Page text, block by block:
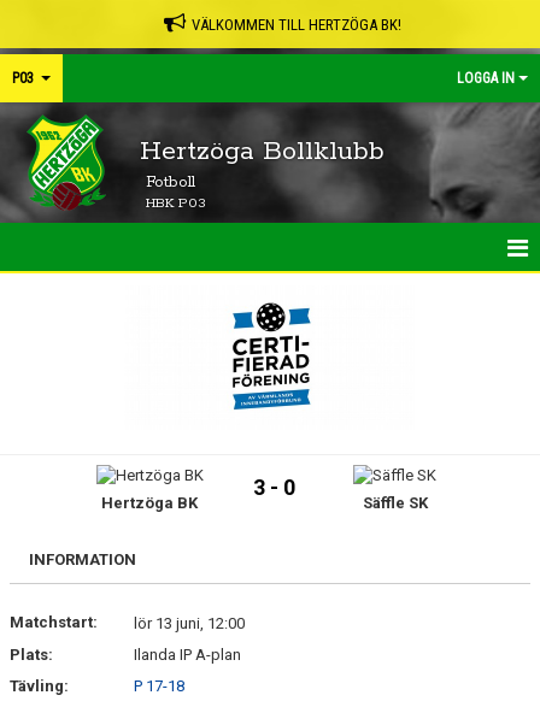
VÄLKOMMEN TILL HERTZÖGA BK!
P03 LOGGA IN
Hertzöga Bollklubb
Fotboll
HBK P03
BILDGALLERI
KONTAKT
Hertzöga BK
3 - 0
Säffle SK
INFORMATION
Matchstart:
lör 13 juni, 12:00
Plats:
Ilanda IP A-plan
Tävling:
P 17-18